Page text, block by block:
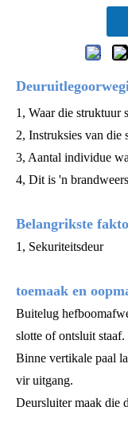
1, Waar die struktuur
2, Instruksies van die
3, Aantal individue
4, Dit is 'n
Belangrikste
1, Sekuriteitsdeur
toemaak en
Buitelug
slotte of ontsluit staaf.
Binne vertikale paal
vir uitgang.
Deursluiter maak die